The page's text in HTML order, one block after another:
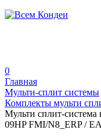
0
Главная
Мульти-сплит системы
Комплекты мульти
Мульти сплит-
09HP FMI/N8_ERP /